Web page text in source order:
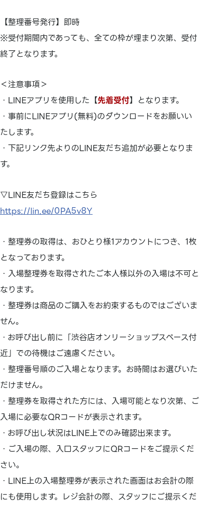
【整理番号発行】即時
※受付期間内であっても、全ての枠が埋まり次第、受付
終了となります。
＜注意事項＞
・LINEアプリを使用した【先着受付】となります。
・事前にLINEアプリ(無料)のダウンロードをお願いい
たします。
・下記リンク先よりのLINE友だち追加が必要となりま
す。
▽LINE友だち登録はこちら
https://lin.ee/0PA5v8Y
・整理券の取得は、おひとり様1アカウントにつき、1枚
となっております。
・入場整理券を取得されたご本人様以外の入場は不可と
なります。
・整理券は商品のご購入をお約束するものではございま
せん。
・お呼び出し前に「渋谷店オンリーショップスペース付
近」での待機はご遠慮ください。
・整理番号順のご入場となります。お時間はお選びいた
だけません。
・整理券を取得された方には、入場可能となり次第、ご
入場に必要なQRコードが表示されます。
・お呼び出し状況はLINE上でのみ確認出来ます。
・ご入場の際、入口スタッフにQRコードをご提示くだ
さい。
・LINE上の入場整理券が表示された画面はお会計の際
にも使用します。レジ会計の際、スタッフにご提示くだ